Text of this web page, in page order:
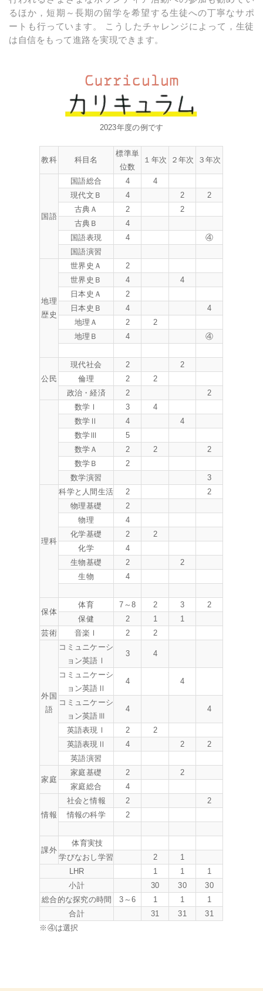
るほか，短期～長期の留学を希望する生徒への丁寧なサポ
ートも行っています。 こうしたチャレンジによって，生徒
は自信をもって進路を実現できます。
2023年度の例です
教科 科目名
標準単
位数
１年次 ２年次 ３年次
国語
国語総合 4
4
現代文Ｂ
4 2
2
古典Ａ
2
2
古典Ｂ
4
国語表現
4
④
国語演習
地理
歴史
世界史Ａ
2
世界史Ｂ
4
4
日本史Ａ
2
日本史Ｂ
4
4
地理Ａ
2
2
地理Ｂ
4 ④
公民
現代社会 2
2
倫理
2
2
政治・経済
2
2
数学Ⅰ
3
4
数学Ⅱ
4
4
数学Ⅲ
5
数学Ａ
2 2
2
数学Ｂ
2
数学演習
3
理科
科学と人間生活 2
2
物理基礎
2
物理
4
化学基礎
2
2
化学
4
生物基礎
2
2
生物
4
保体
体育 7～8 2 3
2
保健
2 1
1
芸術
音楽Ⅰ 2 2
外国
語
コミュニケーシ
ョン英語Ⅰ
3 4
コミュニケーシ
ョン英語Ⅱ
4 4
コミュニケーシ
ョン英語Ⅲ
4 4
英語表現Ⅰ 2
2
英語表現Ⅱ
4 2
2
英語演習
家庭
家庭基礎 2
2
家庭総合
4
情報
社会と情報 2
2
情報の科学
2
課外
体育実技
学びなおし学習
2
1
LHR
1 1
1
小計
30 30
30
総合的な探究の時間
3～6 1 1
1
合計
31 31
31
※④は選択